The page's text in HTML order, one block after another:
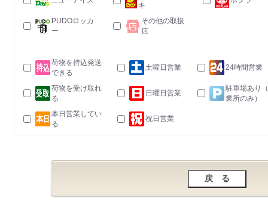
キ
PUDOロッカ
ー
その他の取扱
店
荷物を持込発送
できる
土曜日営業 24時間営業
荷物を受け取れ
る
日曜日営業
駐車場あり
業所のみ）
本日営業してい
る
祝日営業